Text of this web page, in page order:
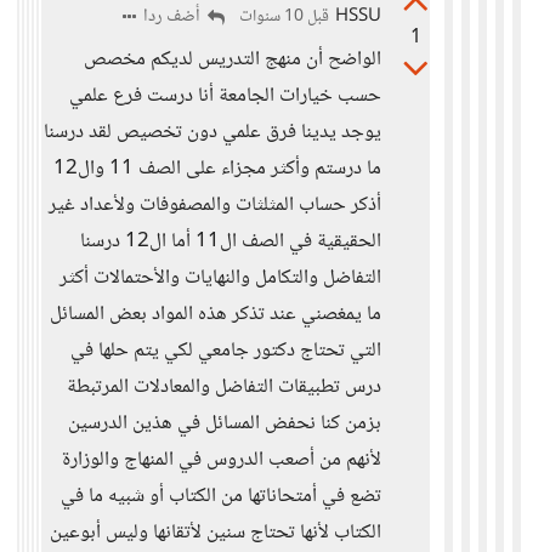
1
HSSU قبل 10 سنوات أضف ردا
الواضح أن منهج التدريس لديكم مخصص
حسب خيارات الجامعة أنا درست فرع علمي
يوجد يدينا فرق علمي دون تخصيص لقد درسنا
ما درستم وأكثر مجزاء على الصف 11 وال12
أذكر حساب المثلثات والمصفوفات ولأعداد غير
الحقيقية في الصف ال11 أما ال12 درسنا
التفاضل والتكامل والنهايات والأحتمالات أكثر
ما يمغصني عند تذكر هذه المواد بعض المسائل
التي تحتاج دكتور جامعي لكي يتم حلها في
درس تطبيقات التفاضل والمعادلات المرتبطة
بزمن كنا نحفض المسائل في هذين الدرسين
لأنهم من أصعب الدروس في المنهاج والوزارة
تضع في أمتحاناتها من الكتاب أو شبيه ما في
الكتاب لأنها تحتاج سنين لأتقانها وليس أبوعين